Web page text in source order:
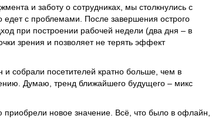
и заботу о сотрудниках, мы столкнулись с
c проблемами. После завершения острого
при построении рабочей недели (два дня – в
зрения и позволяет не терять эффект
собрали посетителей кратно больше, чем в
Думаю, тренд ближайшего будущего – микс
новое значение. Всё, что было в офлайн,